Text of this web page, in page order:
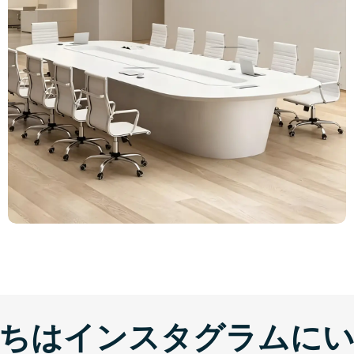
はインスタグラムに